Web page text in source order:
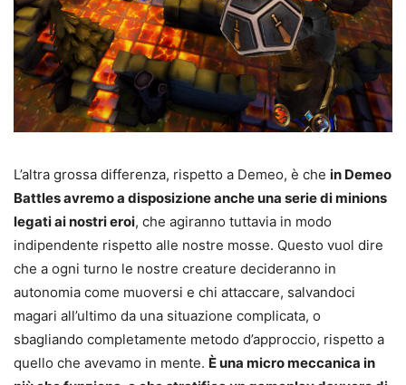
L’altra grossa differenza, rispetto a Demeo, è che in Demeo
Battles avremo a disposizione anche una serie di minions
legati ai nostri eroi, che agiranno tuttavia in modo
indipendente rispetto alle nostre mosse. Questo vuol dire
che a ogni turno le nostre creature decideranno in
autonomia come muoversi e chi attaccare, salvandoci
magari all’ultimo da una situazione complicata, o
sbagliando completamente metodo d’approccio, rispetto a
quello che avevamo in mente. È una micro meccanica in